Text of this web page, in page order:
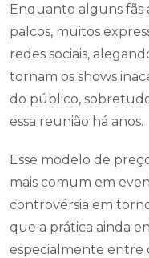
Enquanto alguns fãs
palcos, muitos
redes sociais,
tornam os shows
do público,
essa reunião há anos.
Esse modelo de
mais comum em
controvérsia em
que a prática ainda
especialmente entre